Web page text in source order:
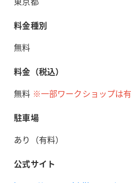
料金種別
無料
料金（税込）
無料 ※一部ワークショップは
駐車場
あり（有料）
公式サイト